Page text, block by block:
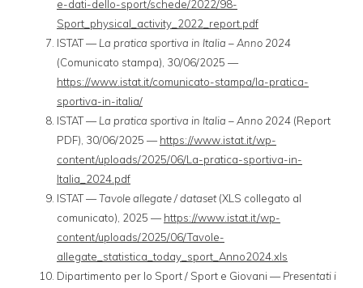
e-dati-dello-sport/schede/2022/98-
Sport_physical_activity_2022_report.pdf
ISTAT — La pratica sportiva in Italia – Anno 2024
(Comunicato stampa), 30/06/2025 —
https://www.istat.it/comunicato-stampa/la-pratica-
sportiva-in-italia/
ISTAT — La pratica sportiva in Italia – Anno 2024 (Report
PDF), 30/06/2025 — https://www.istat.it/wp-
content/uploads/2025/06/La-pratica-sportiva-in-
Italia_2024.pdf
ISTAT —Tavole allegate / dataset(XLS collegato al
comunicato), 2025 — https://www.istat.it/wp-
content/uploads/2025/06/Tavole-
allegate_statistica_today_sport_Anno2024.xls
Dipartimento per lo Sport / Sport e Giovani — Presentati i